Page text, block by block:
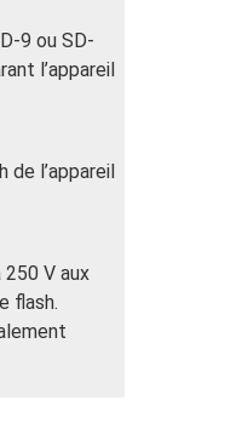
9 ou SD-
l’appareil
l’appareil
V aux
flash.